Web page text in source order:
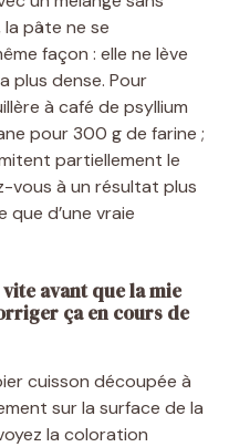
la pâte ne se
façon : elle ne lève
plus dense. Pour
à café de psyllium
pour 300 g de farine ;
partiellement le
vous à un résultat plus
que d’une vraie
avant que la mie
ça en cours de
cuisson découpée à
sur la surface de la
la coloration